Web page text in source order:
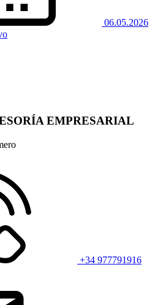
06.05.2026
EMPRESARIAL
+34 977791916